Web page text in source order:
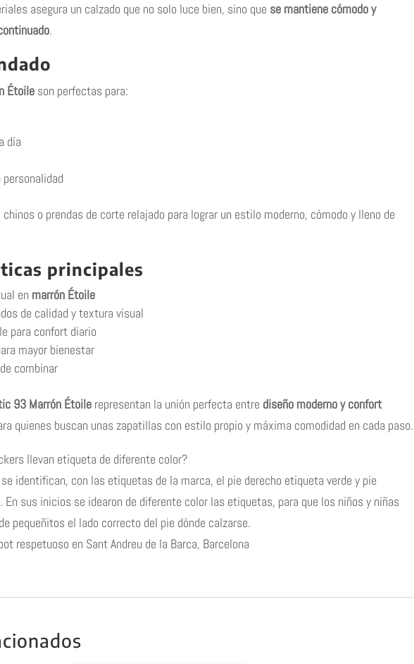
asegura un calzado que no solo luce bien, sino que se mantiene cómodo y
.
Étoileson perfectas para:
día
o prendas de corte relajado para lograr un estilo moderno, cómodo y lleno de
principales
en marrón Étoile
de calidad y textura visual
para confort diario
mayor bienestar
combinar
93 Marrón Étoilerepresentan la unión perfecta entre diseño moderno y confort
quienes buscan unas zapatillas con estilo propio y máxima comodidad en cada paso.
llevan etiqueta de diferente color?
identifican, con las etiquetas de la marca, el pie derecho etiqueta verde y pie
En sus inicios se idearon de diferente color las etiquetas, para que los niños y niñas
pequeñitos el lado correcto del pie dónde calzarse.
respetuoso en Sant Andreu de la Barca, Barcelona